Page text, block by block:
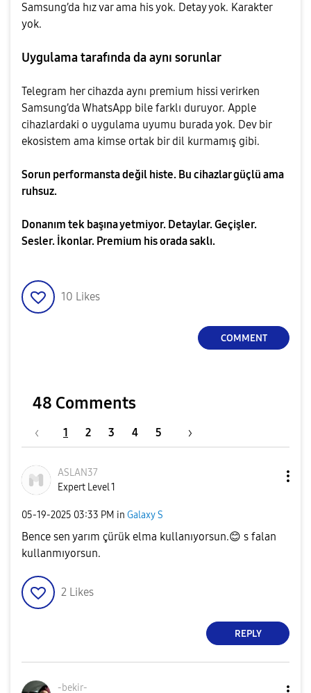
Samsung’da hız var ama his yok. Detay yok. Karakter
yok.
Uygulama tarafında da aynı sorunlar
Telegram her cihazda aynı premium hissi verirken
Samsung’da WhatsApp bile farklı duruyor. Apple
cihazlardaki o uygulama uyumu burada yok. Dev bir
ekosistem ama kimse ortak bir dil kurmamış gibi.
Sorun performansta değil histe. Bu cihazlar güçlü ama
ruhsuz.
Donanım tek başına yetmiyor. Detaylar. Geçişler.
Sesler. İkonlar. Premium his orada saklı.
10 Likes
COMMENT
48 Comments
1 2 3 4 5
ASLAN37
Expert Level 1
‎05-19-2025 03:33 PM in Galaxy S
Bence sen yarım çürük elma kullanıyorsun.😊 s falan
kullanmıyorsun.
2 Likes
REPLY
-bekir-